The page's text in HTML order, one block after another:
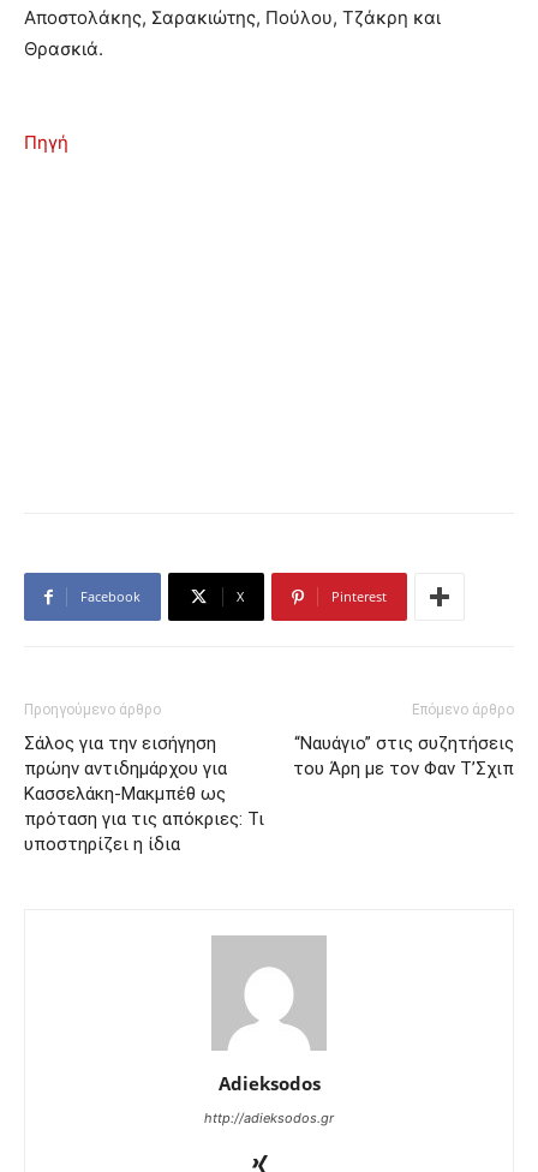
Αποστολάκης, Σαρακιώτης, Πούλου, Τζάκρη και
Θρασκιά.
Πηγή
Facebook X Pinterest
Προηγούμενο άρθρο
Σάλος για την εισήγηση
πρώην αντιδημάρχου για
Κασσελάκη-Μακμπέθ ως
πρόταση για τις απόκριες: Τι
υποστηρίζει η ίδια
Επόμενο άρθρο
“Ναυάγιο” στις συζητήσεις
του Άρη με τον Φαν Τ’Σχιπ
Adieksodos
http://adieksodos.gr